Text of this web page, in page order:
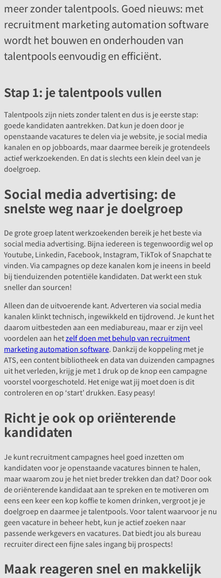
meer zonder talentpools. Goed nieuws: met
recruitment marketing automation software
wordt het bouwen en onderhouden van
talentpools eenvoudig en efficiënt.
Stap 1: je talentpools vullen
Talentpools zijn niets zonder talent en dus is je eerste stap:
goede kandidaten aantrekken. Dat kun je doen door je
openstaande vacatures te delen via je website, je social media
kanalen en op jobboards, maar daarmee bereik je grotendeels
actief werkzoekenden. En dat is slechts een klein deel van je
doelgroep.
Social media advertising: de
snelste weg naar je doelgroep
De grote groep latent werkzoekenden bereik je het beste via
social media advertising. Bijna iedereen is tegenwoordig wel op
Youtube, Linkedin, Facebook, Instagram, TikTok of Snapchat te
vinden. Via campagnes op deze kanalen kom je ineens in beeld
bij tienduizenden potentiële kandidaten. Dat werkt een stuk
sneller dan sourcen!
Alleen dan de uitvoerende kant. Adverteren via social media
kanalen klinkt technisch, ingewikkeld en tijdrovend. Je kunt het
daarom uitbesteden aan een mediabureau, maar er zijn veel
voordelen aan hetzelf doen met behulp van recruitment
marketing automation software. Dankzij de koppeling met je
ATS, een content bibliotheek en data van duizenden campagnes
uit het verleden, krijg je met 1 druk op de knop een campagne
voorstel voorgeschoteld. Het enige wat jij moet doen is dit
controleren en op ‘start’ drukken. Easy peasy!
Richt je ook op oriënterende
kandidaten
Je kunt recruitment campagnes heel goed inzetten om
kandidaten voor je openstaande vacatures binnen te halen,
maar waarom zou je het niet breder trekken dan dat? Door ook
de oriënterende kandidaat aan te spreken en te motiveren om
eens een keer een kop koffie te komen drinken, vergroot je je
doelgroep en daarmee je talentpools. Voor talent waarvoor je nu
geen vacature in beheer hebt, kun je actief zoeken naar
passende werkgevers en vacatures. Dat biedt jou als bureau
recruiter direct een fijne sales ingang bij prospects!
Maak reageren snel en makkelijk